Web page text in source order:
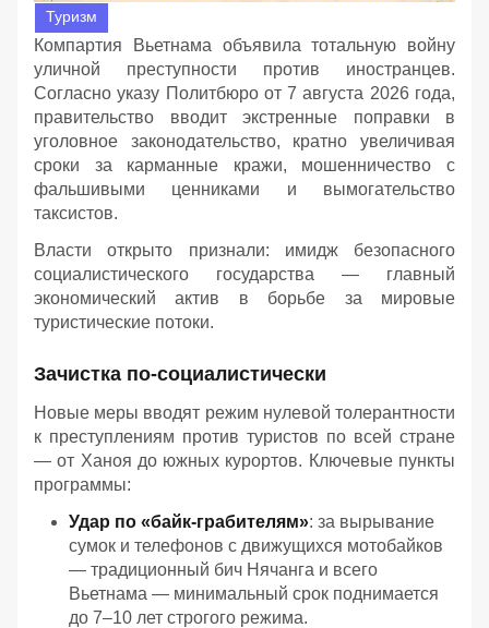
Туризм
Компартия Вьетнама объявила тотальную войну
уличной преступности против иностранцев.
Согласно указу Политбюро от 7 августа 2026 года,
правительство вводит экстренные поправки в
уголовное законодательство, кратно увеличивая
сроки за карманные кражи, мошенничество с
фальшивыми ценниками и вымогательство
таксистов.
Власти открыто признали: имидж безопасного
социалистического государства — главный
экономический актив в борьбе за мировые
туристические потоки.
Зачистка по-социалистически
Новые меры вводят режим нулевой толерантности
к преступлениям против туристов по всей стране
— от Ханоя до южных курортов. Ключевые пункты
программы:
Удар по «байк-грабителям»: за вырывание
сумок и телефонов с движущихся мотобайков
— традиционный бич Нячанга и всего
Вьетнама — минимальный срок поднимается
до 7–10 лет строгого режима.